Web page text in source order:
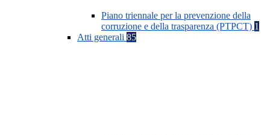
Piano triennale per la prevenzione della
corruzione e della trasparenza (PTPCT) 1
Atti generali 85